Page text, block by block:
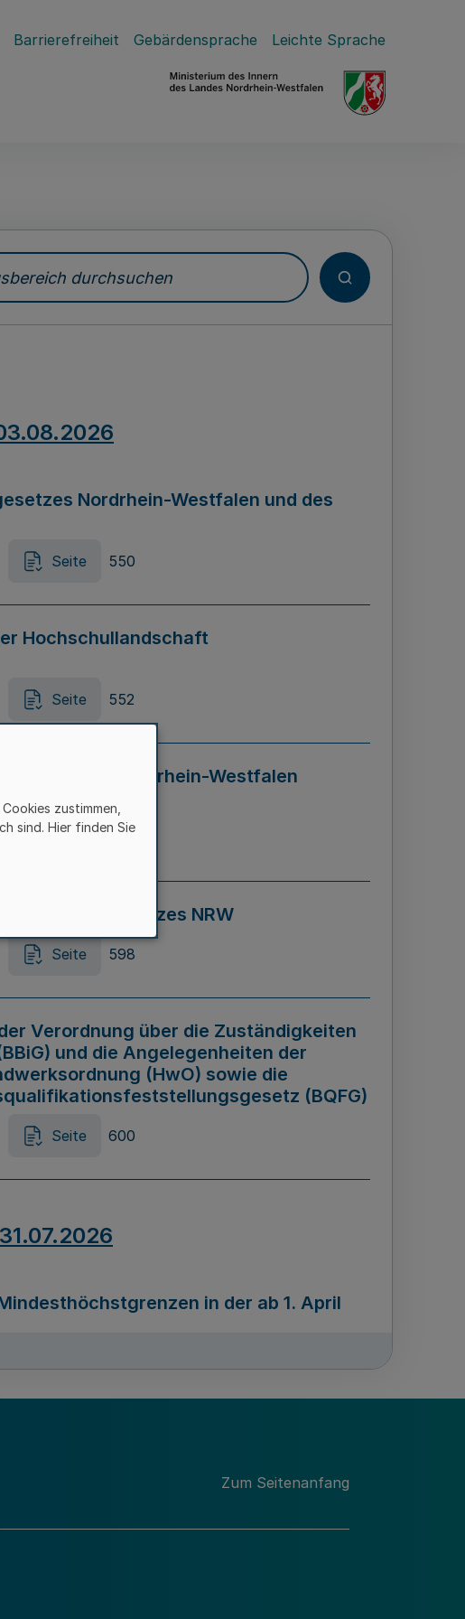
Barrierefreiheit Gebärdensprache Leichte Sprache
durchsuchen
Nordrhein-Westfalen und des
Seite 550
Hochschullandschaft
Seite 552
in Nordrhein-Westfalen
LADG NRW)
Seite 595
Gesetzes NRW
Seite 598
Verordnung über die Zuständigkeiten
und die Angelegenheiten der
(HwO) sowie die
(BQFG)
Seite 600
in der ab 1. April
„Mittelstand Innovativ &
Zum Seitenanfang
zustimmen,
sind. Hier finden Sie